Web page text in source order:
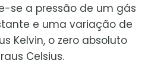
se a pressão de um gás
e uma variação de
Kelvin, o zero absoluto
Celsius.